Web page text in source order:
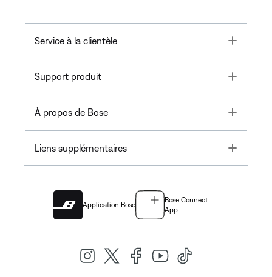
Service à la clientèle Toggle
Support produit Toggle
À propos de Bose Toggle
Liens supplémentaires Toggle
Application Bose
Bose Connect
App